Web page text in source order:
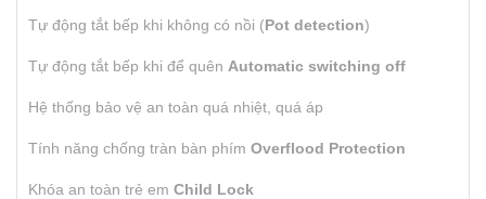
Tự động tắt bếp khi không có nồi (Pot detection)
Tự động tắt bếp khi để quên Automatic switching off
Hệ thống bảo vệ an toàn quá nhiệt, quá áp
Tính năng chống tràn bàn phím Overflood Protection
Khóa an toàn trẻ em Child Lock